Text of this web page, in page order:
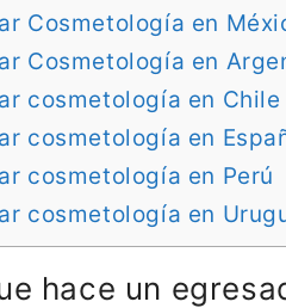
Cosmetología en
Cosmetología en
cosmetología en Chile
cosmetología en
cosmetología en Perú
cosmetología en
hace un